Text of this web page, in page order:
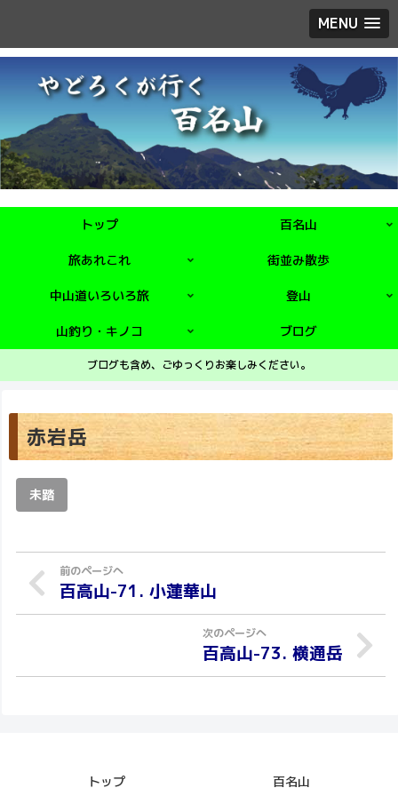
MENU
トップ 百名山
旅あれこれ 街並み散歩
中山道いろいろ旅 登山
山釣り・キノコ ブログ
ブログも含め、ごゆっくりお楽しみください。
赤岩岳
未踏
百高山-71. 小蓮華山
百高山-73. 横通岳
トップ 百名山